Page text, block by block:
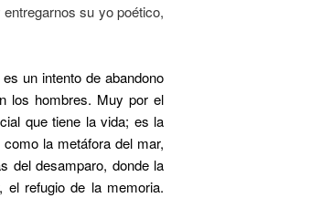
su yo poético,
un intento de abandono
los hombres. Muy por el
que tiene la vida; es la
la metáfora del mar,
del desamparo, donde la
el refugio de la memoria.